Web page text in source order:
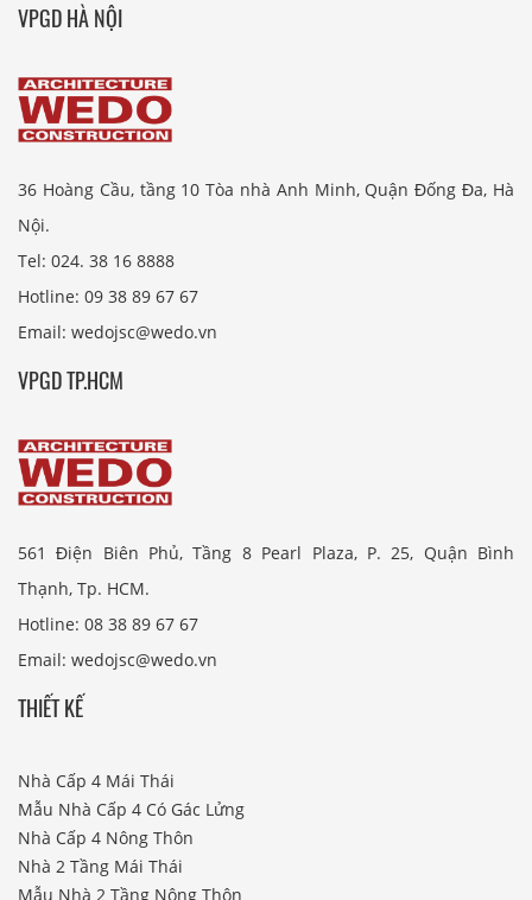
VPGD HÀ NỘI
36 Hoàng Cầu, tầng 10 Tòa nhà Anh Minh, Quận Đống Đa, Hà
Nội.
Tel: 024. 38 16 8888
Hotline: 09 38 89 67 67
Email: wedojsc@wedo.vn
VPGD TP.HCM
561 Điện Biên Phủ, Tầng 8 Pearl Plaza, P. 25, Quận Bình
Thạnh, Tp. HCM.
Hotline: 08 38 89 67 67
Email: wedojsc@wedo.vn
THIẾT KẾ
Nhà Cấp 4 Mái Thái
Mẫu Nhà Cấp 4 Có Gác Lửng
Nhà Cấp 4 Nông Thôn
Nhà 2 Tầng Mái Thái
Mẫu Nhà 2 Tầng Nông Thôn